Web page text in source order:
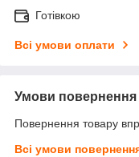
Готівкою
Всі умови оплати
Умови повернення
Повернення товару
Всі умови